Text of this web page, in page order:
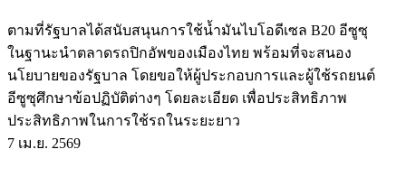
ตามที่รัฐบาลได้สนับสนุนการใช้น้ำมันไบโอดีเซล B20 อีซูซุ
ในฐานะนำตลาดรถปิกอัพของเมืองไทย พร้อมที่จะสนอง
นโยบายของรัฐบาล โดยขอให้ผู้ประกอบการและผู้ใช้รถยนต์
อีซูซุศึกษาข้อปฏิบัติต่างๆ โดยละเอียด เพื่อประสิทธิภาพ
ประสิทธิภาพในการใช้รถในระยะยาว
7 เม.ย. 2569